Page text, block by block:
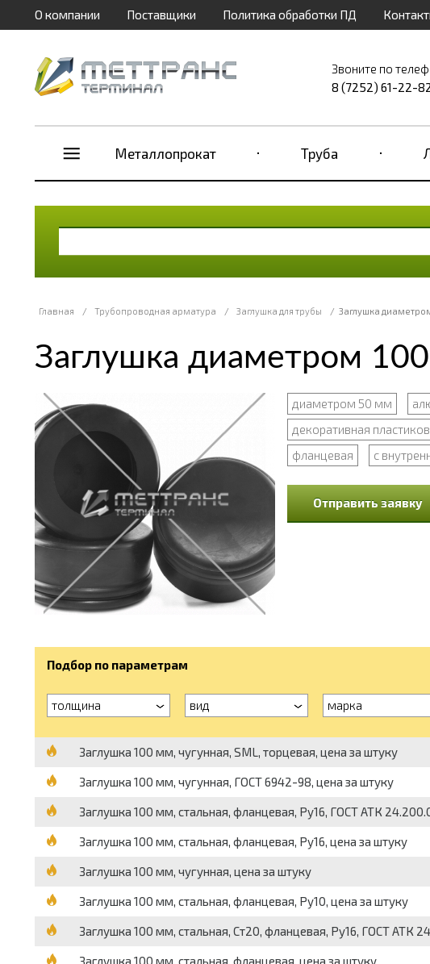
О компании Поставщики Политика обработки ПД
Звоните по
8 (7252) 61-22-
Металлопрокат Труба
Главная / Трубопроводная арматура / Заглушка для трубы / Заглушка
Заглушка диаметром
диаметром 50 мм
декоративная
фланцевая
с
Отправить заявку
Подбор по параметрам
толщина вид марка
Заглушка 100 мм, чугунная, SML, торцевая, цена за штуку
Заглушка 100 мм, чугунная, ГОСТ 6942-98, цена за штуку
Заглушка 100 мм, стальная, фланцевая, Ру16, ГОСТ АТК
Заглушка 100 мм, стальная, фланцевая, Ру16, цена за штуку
Заглушка 100 мм, чугунная, цена за штуку
Заглушка 100 мм, стальная, фланцевая, Ру10, цена за штуку
Заглушка 100 мм, стальная, Ст20, фланцевая, Ру16, ГОСТ АТК
Заглушка 100 мм, стальная, фланцевая, цена за штуку